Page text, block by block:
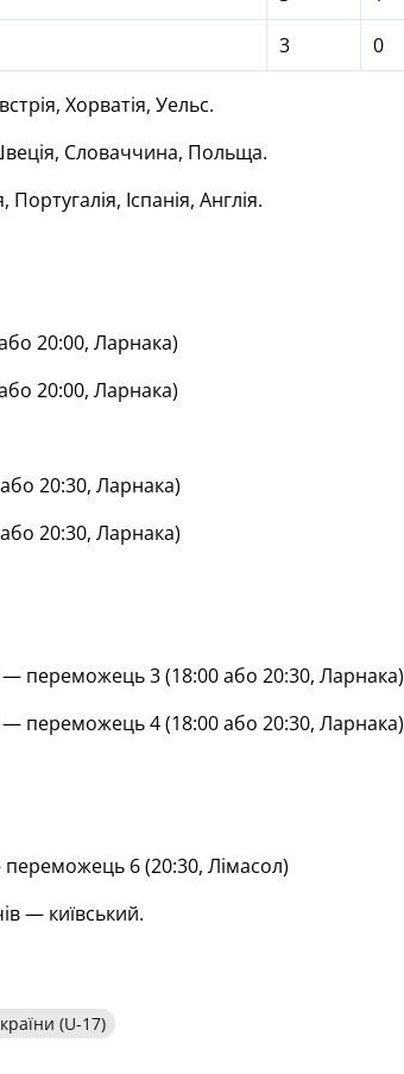
3 0
Хорватія, Уельс.
Словаччина, Польща.
Португалія, Іспанія, Англія.
20:00, Ларнака)
20:00, Ларнака)
20:30, Ларнака)
20:30, Ларнака)
переможець 3 (18:00 або 20:30, Ларнака)
переможець 4 (18:00 або 20:30, Ларнака)
6 (20:30, Лімасол)
— київський.
(U-17)